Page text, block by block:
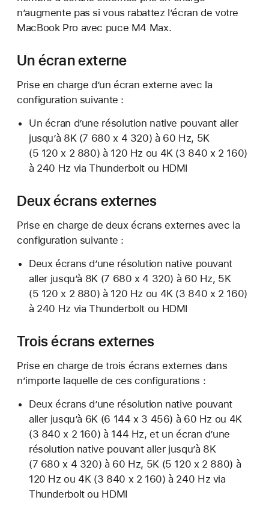
n’augmente pas si vous rabattez l’écran de votre
MacBook Pro avec puce M4 Max.
Un écran externe
Prise en charge d’un écran externe avec la
configuration suivante :
Un écran d’une résolution native pouvant aller
jusqu’à 8K (7 680 x 4 320) à 60 Hz, 5K
(5 120 x 2 880) à 120 Hz ou 4K (3 840 x 2 160)
à 240 Hz via Thunderbolt ou HDMI
Deux écrans externes
Prise en charge de deux écrans externes avec la
configuration suivante :
Deux écrans d’une résolution native pouvant
aller jusqu’à 8K (7 680 x 4 320) à 60 Hz, 5K
(5 120 x 2 880) à 120 Hz ou 4K (3 840 x 2 160)
à 240 Hz via Thunderbolt ou HDMI
Trois écrans externes
Prise en charge de trois écrans externes dans
n’importe laquelle de ces configurations :
Deux écrans d’une résolution native pouvant
aller jusqu’à 6K (6 144 x 3 456) à 60 Hz ou 4K
(3 840 x 2 160) à 144 Hz, et un écran d’une
résolution native pouvant aller jusqu’à 8K
(7 680 x 4 320) à 60 Hz, 5K (5 120 x 2 880) à
120 Hz ou 4K (3 840 x 2 160) à 240 Hz via
Thunderbolt ou HDMI